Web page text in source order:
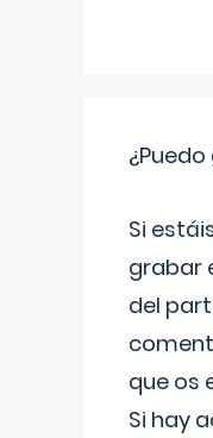
Si
grabar
del
que os
Si hay